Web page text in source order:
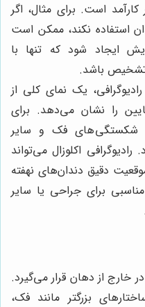
است. برای مثال، اگر
استفاده نکند، ممکن است
ایجاد شود که تنها با
تشخیص باشد.
یک نمای کلی از
را نشان می‌دهد. برای
شکستگی‌های فک و سایر
اکلوزال می‌تواند
دقیق دندان‌های نهفته
برای جراحی یا سایر
خارج از دهان قرار می‌گیرد.
بزرگتر مانند فک،